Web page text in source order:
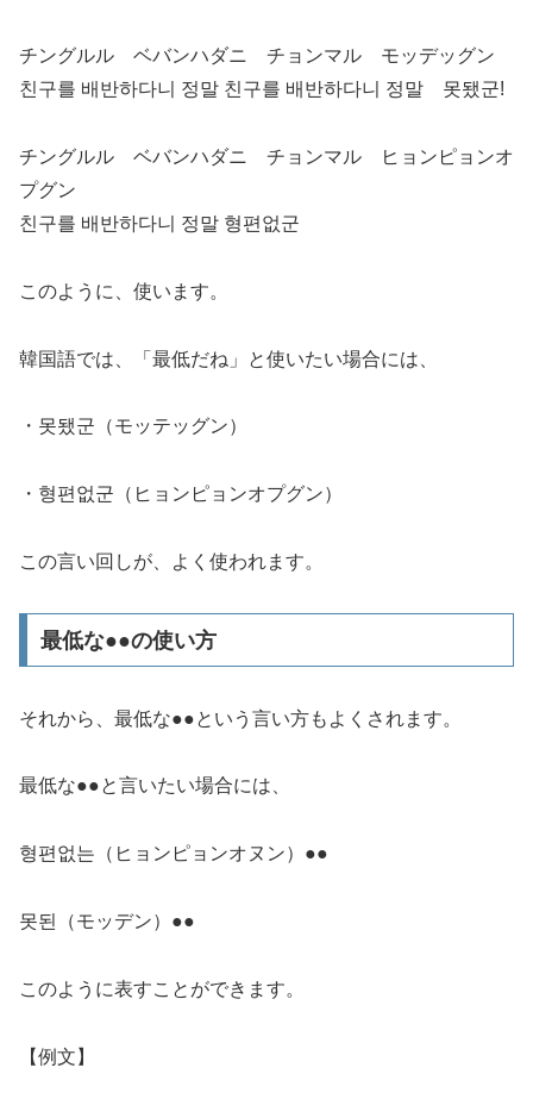
チングルル ベバンハダニ チョンマル モッデッグン
친구를 배반하다니 정말 친구를 배반하다니 정말 못됐군!
チングルル ベバンハダニ チョンマル ヒョンピョンオ
プグン
친구를 배반하다니 정말 형편없군
このように、使います。
韓国語では、「最低だね」と使いたい場合には、
・못됐군（モッテッグン）
・형편없군（ヒョンピョンオプグン）
この言い回しが、よく使われます。
最低な●●の使い方
それから、最低な●●という言い方もよくされます。
最低な●●と言いたい場合には、
형편없는（ヒョンピョンオヌン）●●
못된（モッデン）●●
このように表すことができます。
【例文】